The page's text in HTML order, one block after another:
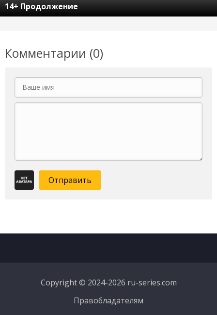
14+ Продолжение
Комментарии (0)
Отправить
Copyright © 2024-2026 ru-series.com
Правобладателям